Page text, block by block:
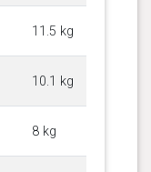
11.5 kg
10.1 kg
8 kg